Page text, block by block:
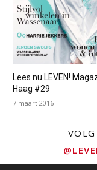
Lees nu LEVEN!
Haag #29
7 maart 2016